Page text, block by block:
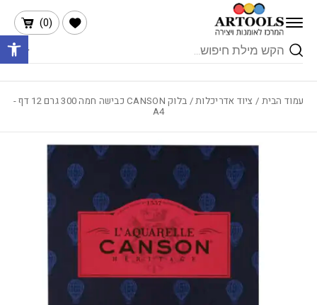
Skip to Content
Products
search
(
0
)
הרשימה שלי
עמוד הבית / ציוד אדריכלות / בלוק CANSON כבישה חמה 300 גרם 12 דף -
A4
בחזרה למעלה